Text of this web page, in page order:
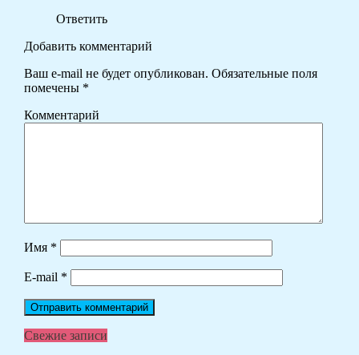
Ответить
Добавить комментарий
Ваш e-mail не будет опубликован. Обязательные поля
помечены *
Комментарий
Имя *
E-mail *
Свежие записи